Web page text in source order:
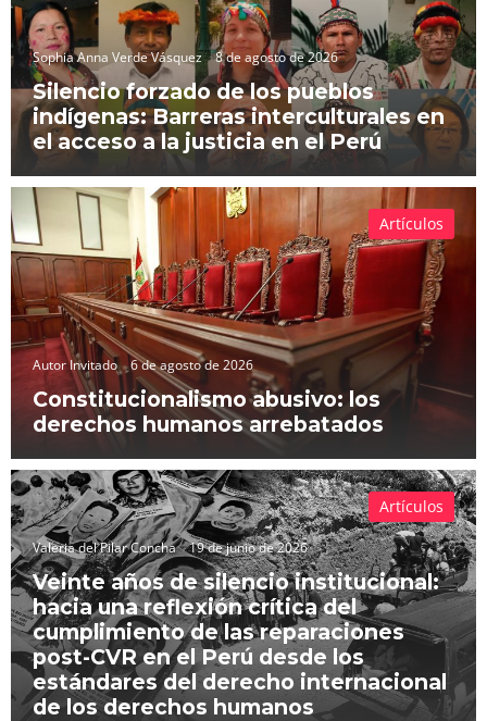
Sophia Anna Verde Vásquez 8 de agosto de 2026
Silencio forzado de los pueblos
indígenas: Barreras interculturales en
el acceso a la justicia en el Perú
Autor Invitado 6 de agosto de 2026
Constitucionalismo abusivo: los
derechos humanos arrebatados
Artículos
Valeria del Pilar Concha 19 de junio de 2026
Veinte años de silencio institucional:
hacia una reflexión crítica del
cumplimiento de las reparaciones
post-CVR en el Perú desde los
estándares del derecho internacional
de los derechos humanos
Artículos